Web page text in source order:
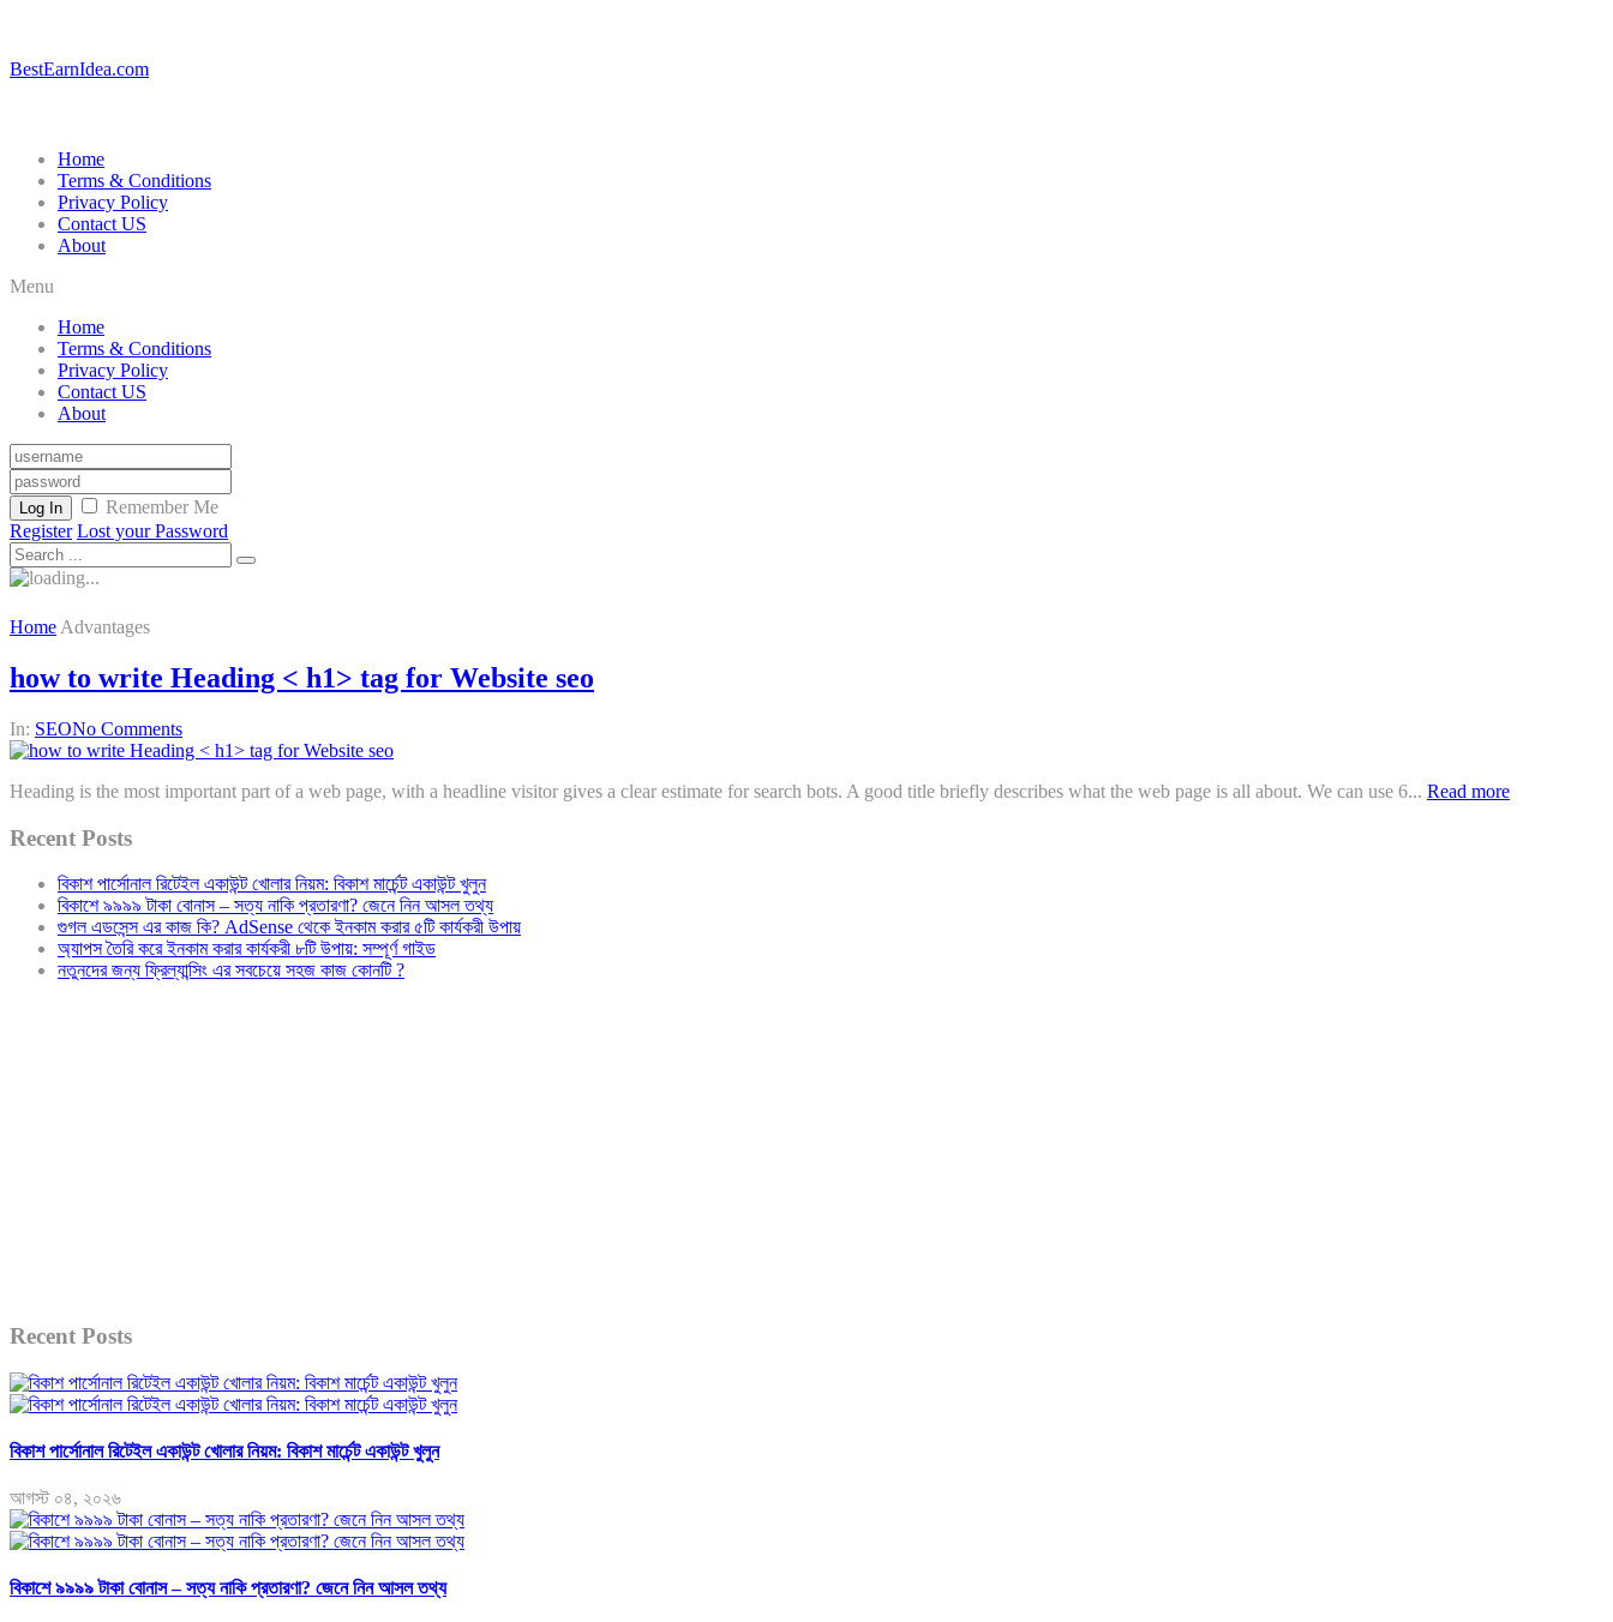
BestEarnIdea.com
Home
Terms & Conditions
Privacy Policy
Contact US
About
Menu
Home
Terms & Conditions
Privacy Policy
Contact US
About
Log In
Remember Me
Register Lost your Password
Home Advantages
how to write Heading < h1> tag for Website seo
In: SEONo Comments
Heading is the most important part of a web page, with a headline visitor gives a clear estimate for search bots. A good title briefly describes what the web page is all about. We can use 6... Read more
Recent Posts
বিকাশ পার্সোনাল রিটেইল একাউন্ট খোলার নিয়ম: বিকাশ মার্চেন্ট একাউন্ট খুলুন
বিকাশে ৯৯৯৯ টাকা বোনাস – সত্য নাকি প্রতারণা? জেনে নিন আসল তথ্য
গুগল এডসেন্স এর কাজ কি? AdSense থেকে ইনকাম করার ৫টি কার্যকরী উপায়
অ্যাপস তৈরি করে ইনকাম করার কার্যকরী ৮টি উপায়: সম্পূর্ণ গাইড
নতুনদের জন্য ফ্রিল্যান্সিং এর সবচেয়ে সহজ কাজ কোনটি ?
Recent Posts
বিকাশ পার্সোনাল রিটেইল একাউন্ট খোলার নিয়ম: বিকাশ মার্চেন্ট একাউন্ট খুলুন
আগস্ট ০৪, ২০২৬
বিকাশে ৯৯৯৯ টাকা বোনাস – সত্য নাকি প্রতারণা? জেনে নিন আসল তথ্য